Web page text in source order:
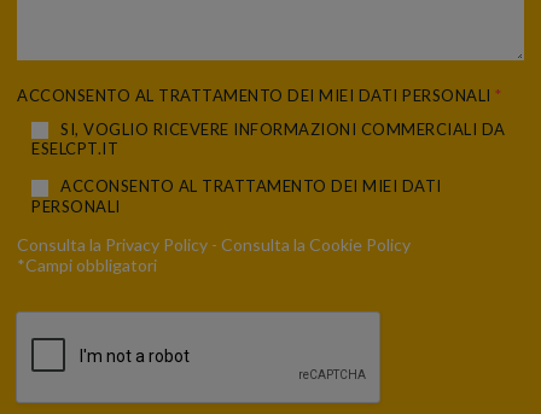
ACCONSENTO AL TRATTAMENTO DEI MIEI DATI PERSONALI *
SI, VOGLIO RICEVERE INFORMAZIONI COMMERCIALI DA
ESELCPT.IT
ACCONSENTO AL TRATTAMENTO DEI MIEI DATI
PERSONALI
Consulta la Privacy Policy - Consulta laCookie Policy
*Campi obbligatori